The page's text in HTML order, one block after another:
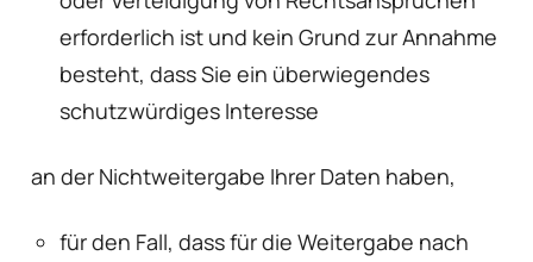
erforderlich ist und kein Grund zur Annahme
besteht, dass Sie ein überwiegendes
schutzwürdiges Interesse
an der Nichtweitergabe Ihrer Daten haben,
für den Fall, dass für die Weitergabe nach